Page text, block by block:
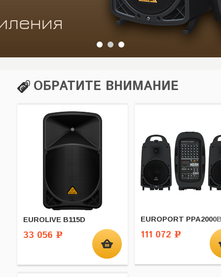
ОБРАТИТЕ ВНИМАНИЕ
EUROLIVE B115D
33 056 Р
EUROPORT
111 072 Р